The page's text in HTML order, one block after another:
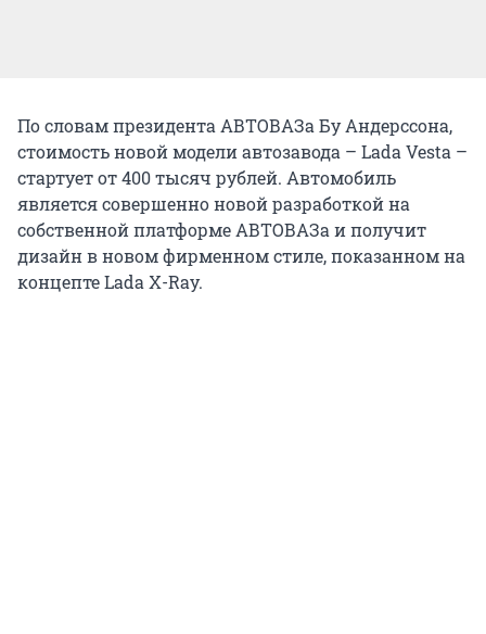
По словам президента АВТОВАЗа Бу Андерссона,
стоимость новой модели автозавода – Lada Vesta –
стартует от 400 тысяч рублей. Автомобиль
является совершенно новой разработкой на
собственной платформе АВТОВАЗа и получит
дизайн в новом фирменном стиле, показанном на
концепте Lada X-Ray.